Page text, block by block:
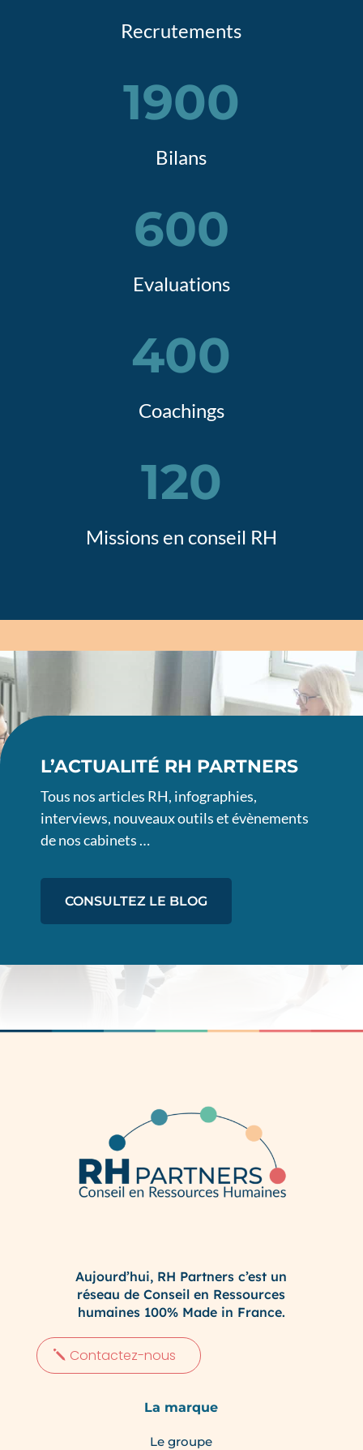
Recrutements
1900
Bilans
600
Evaluations
400
Coachings
120
Missions en conseil RH
L’ACTUALITÉ RH PARTNERS
Tous nos articles RH, infographies,
interviews, nouveaux outils et évènements
de nos cabinets …
CONSULTEZ LE BLOG
Aujourd’hui, RH Partners c’est un
réseau de Conseil en Ressources
humaines 100% Made in France.
Contactez-nous
La marque
Le groupe